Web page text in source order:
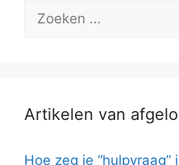
Zoek
Artikelen van
Hoe zeg je “hulpvraag”